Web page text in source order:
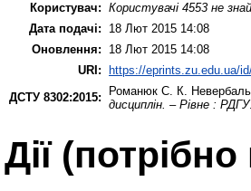
Користувач: Користувачі 4553 не
Дата подачі:
18 Лют 2015 14:08
Оновлення:
18 Лют 2015 14:08
URI:
https://eprints.zu.edu.ua/
ДСТУ 8302:2015:
Романюк С. К.
дисциплін. – Рівне : РДГУ
Дії ​​(потрібно